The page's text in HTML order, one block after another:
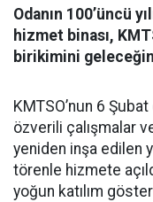
Odanın 100’üncü
hizmet binası,
birikimini
KMTSO’nun 6
özverili çalışmalar
yeniden inşa edilen
törenle hizmete
yoğun katılım